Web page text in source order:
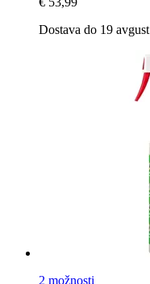
Dostava do 19 avgust
2 možnosti